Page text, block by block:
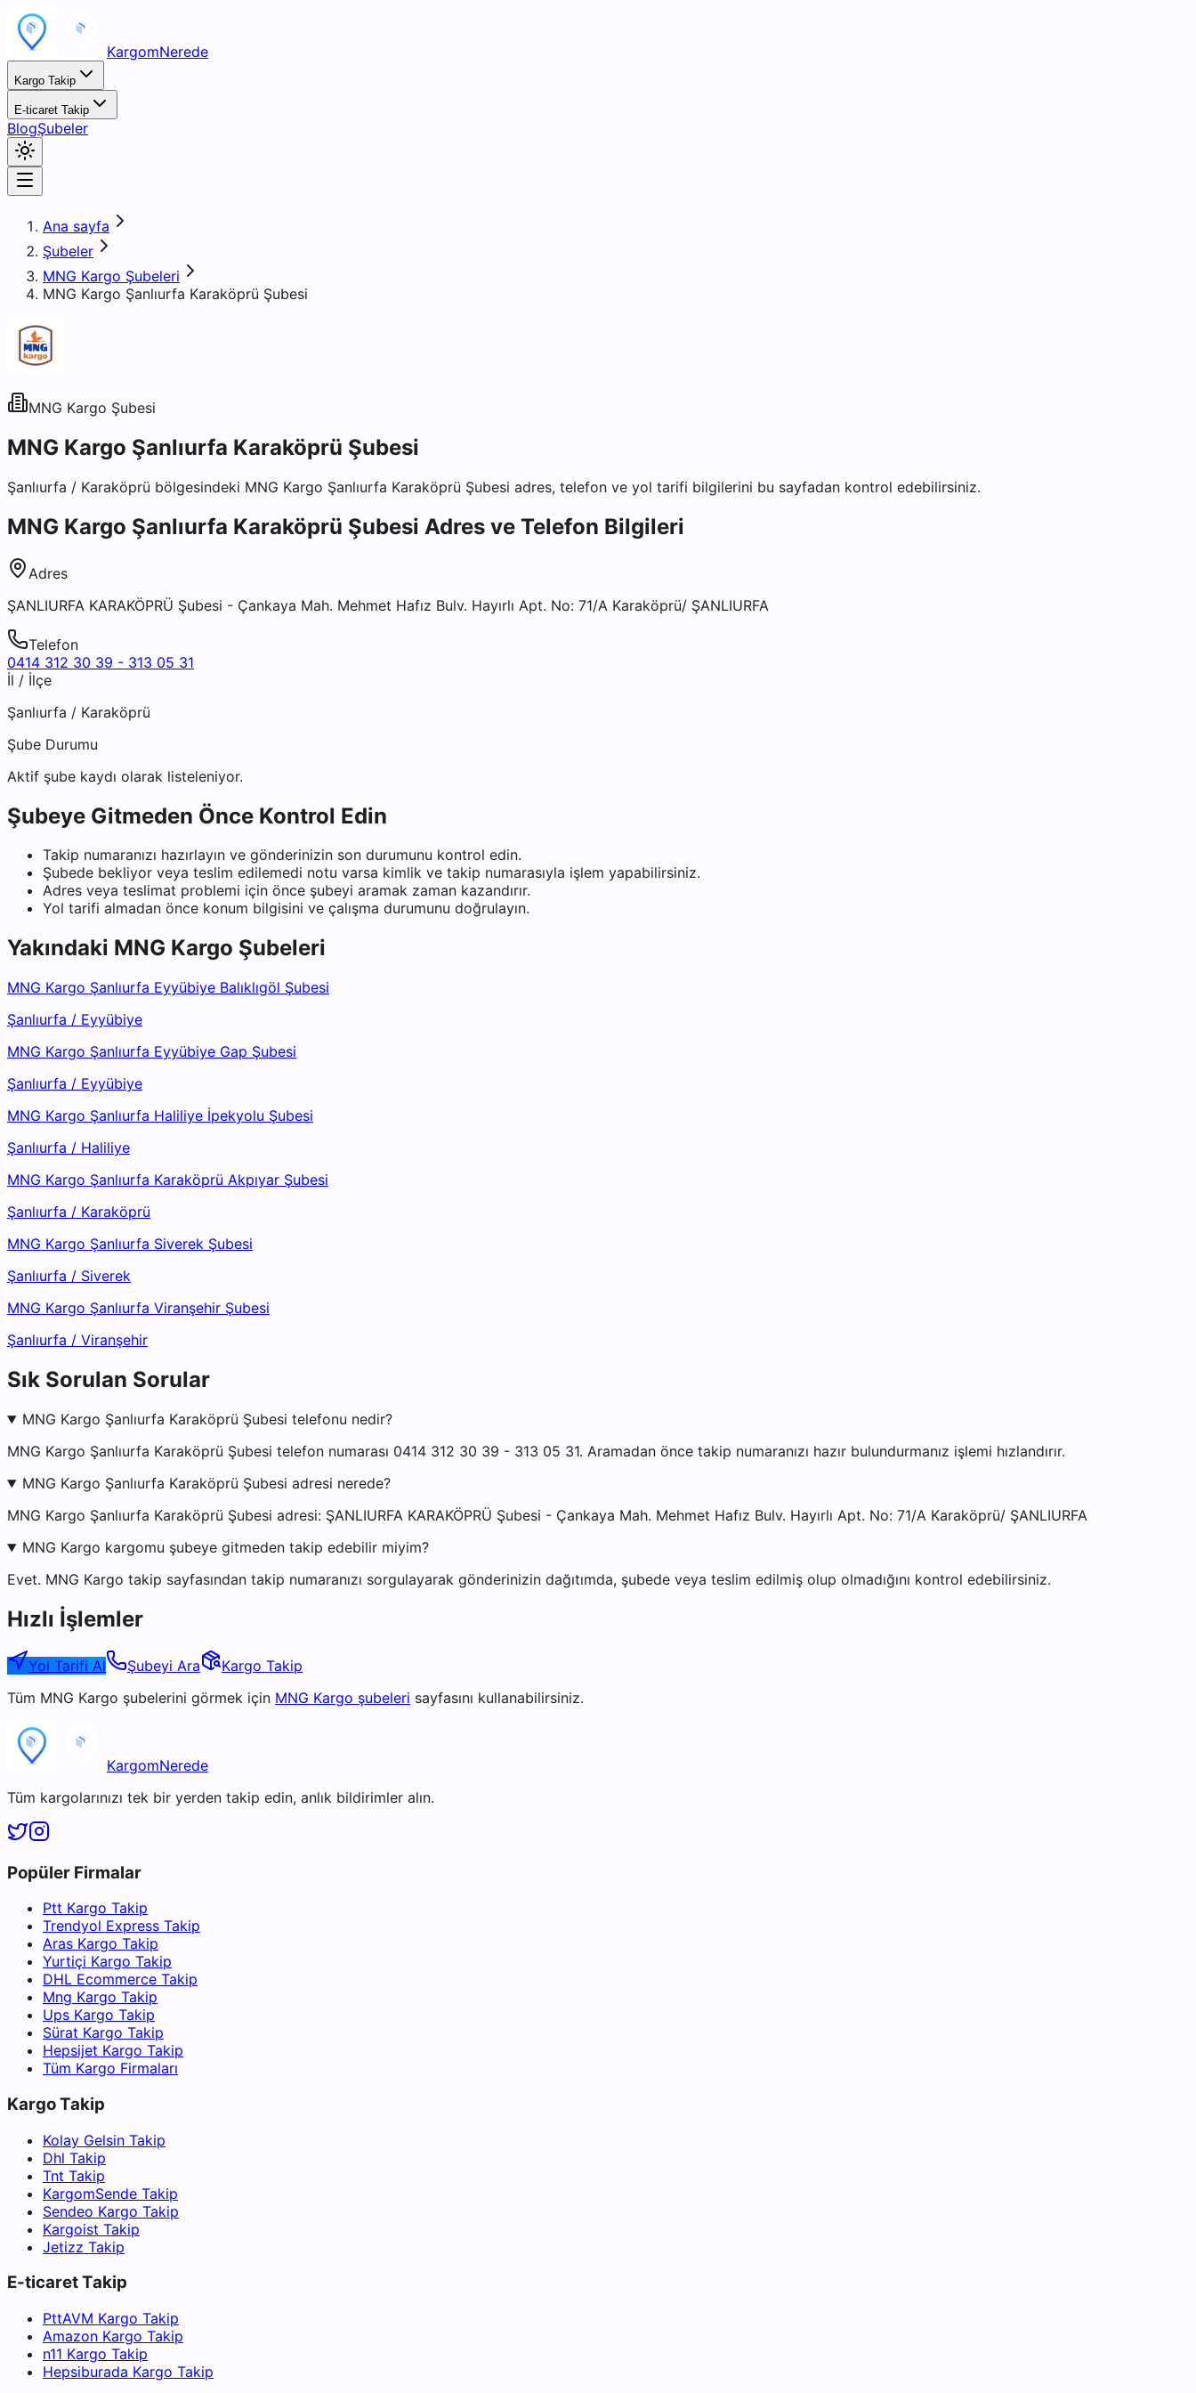
KargomNerede
Kargo Takip
E-ticaret Takip
BlogŞubeler
Ana sayfa
Şubeler
MNG Kargo Şubeleri
MNG Kargo Şanlıurfa Karaköprü Şubesi
MNG Kargo Şubesi
MNG Kargo Şanlıurfa Karaköprü Şubesi
Şanlıurfa / Karaköprü bölgesindeki MNG Kargo Şanlıurfa Karaköprü Şubesi adres, telefon ve yol tarifi bilgilerini bu sayfadan kontrol edebilirsiniz.
MNG Kargo Şanlıurfa Karaköprü Şubesi Adres ve Telefon Bilgileri
Adres
ŞANLIURFA KARAKÖPRÜ Şubesi - Çankaya Mah. Mehmet Hafız Bulv. Hayırlı Apt. No: 71/A Karaköprü/ ŞANLIURFA
Telefon
0414 312 30 39 - 313 05 31
İl / İlçe
Şanlıurfa / Karaköprü
Şube Durumu
Aktif şube kaydı olarak listeleniyor.
Şubeye Gitmeden Önce Kontrol Edin
Takip numaranızı hazırlayın ve gönderinizin son durumunu kontrol edin.
Şubede bekliyor veya teslim edilemedi notu varsa kimlik ve takip numarasıyla işlem yapabilirsiniz.
Adres veya teslimat problemi için önce şubeyi aramak zaman kazandırır.
Yol tarifi almadan önce konum bilgisini ve çalışma durumunu doğrulayın.
Yakındaki MNG Kargo Şubeleri
MNG Kargo Şanlıurfa Eyyübiye Balıklıgöl Şubesi
Şanlıurfa / Eyyübiye
MNG Kargo Şanlıurfa Eyyübiye Gap Şubesi
Şanlıurfa / Eyyübiye
MNG Kargo Şanlıurfa Haliliye İpekyolu Şubesi
Şanlıurfa / Haliliye
MNG Kargo Şanlıurfa Karaköprü Akpıyar Şubesi
Şanlıurfa / Karaköprü
MNG Kargo Şanlıurfa Siverek Şubesi
Şanlıurfa / Siverek
MNG Kargo Şanlıurfa Viranşehir Şubesi
Şanlıurfa / Viranşehir
Sık Sorulan Sorular
MNG Kargo Şanlıurfa Karaköprü Şubesi telefonu nedir?
MNG Kargo Şanlıurfa Karaköprü Şubesi telefon numarası 0414 312 30 39 - 313 05 31. Aramadan önce takip numaranızı hazır bulundurmanız işlemi hızlandırır.
MNG Kargo Şanlıurfa Karaköprü Şubesi adresi nerede?
MNG Kargo Şanlıurfa Karaköprü Şubesi adresi: ŞANLIURFA KARAKÖPRÜ Şubesi - Çankaya Mah. Mehmet Hafız Bulv. Hayırlı Apt. No: 71/A Karaköprü/ ŞANLIURFA
MNG Kargo kargomu şubeye gitmeden takip edebilir miyim?
Evet. MNG Kargo takip sayfasından takip numaranızı sorgulayarak gönderinizin dağıtımda, şubede veya teslim edilmiş olup olmadığını kontrol edebilirsiniz.
Hızlı İşlemler
Yol Tarifi Al Şubeyi Ara
Kargo Takip
Tüm MNG Kargo şubelerini görmek için MNG Kargo şubeleri sayfasını kullanabilirsiniz.
KargomNerede
Tüm kargolarınızı tek bir yerden takip edin, anlık bildirimler alın.
Popüler Firmalar
Ptt Kargo Takip
Trendyol Express Takip
Aras Kargo Takip
Yurtiçi Kargo Takip
DHL Ecommerce Takip
Mng Kargo Takip
Ups Kargo Takip
Sürat Kargo Takip
Hepsijet Kargo Takip
Tüm Kargo Firmaları
Kargo Takip
Kolay Gelsin Takip
Dhl Takip
Tnt Takip
KargomSende Takip
Sendeo Kargo Takip
Kargoist Takip
Jetizz Takip
E-ticaret Takip
PttAVM Kargo Takip
Amazon Kargo Takip
n11 Kargo Takip
Hepsiburada Kargo Takip